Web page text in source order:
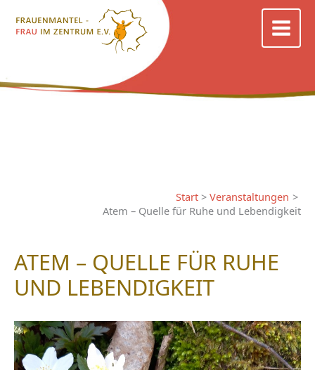
Inhalt
Start
Veranstaltungen
Atem – Quelle für Ruhe und Lebendigkeit
ATEM – QUELLE FÜR RUHE
UND LEBENDIGKEIT